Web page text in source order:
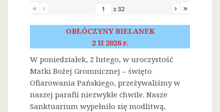
« ‹ z32 › »
OBŁÓCZYNY BIELANEK
2 II 2026 r.
W poniedziałek, 2 lutego, w uroczystość
Matki Bożej Gromnicznej – święto
Ofiarowania Pańskiego, przeżywaliśmy w
naszej parafii niezwykłe chwile. Nasze
Sanktuarium wypełniło się modlitwą,